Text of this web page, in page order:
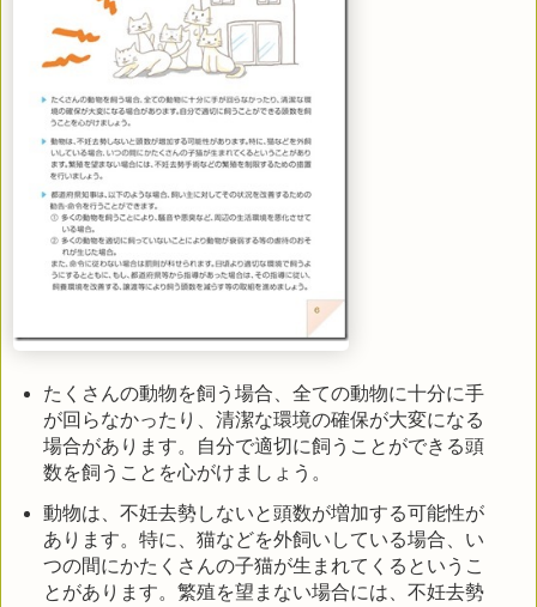
たくさんの動物を飼う場合、全ての動物に十分に手
が回らなかったり、清潔な環境の確保が大変になる
場合があります。自分で適切に飼うことができる頭
数を飼うことを心がけましょう。
動物は、不妊去勢しないと頭数が増加する可能性が
あります。特に、猫などを外飼いしている場合、い
つの間にかたくさんの子猫が生まれてくるというこ
とがあります。繁殖を望まない場合には、不妊去勢